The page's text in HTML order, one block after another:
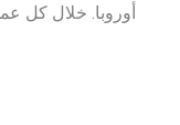
أوروبا. خلال كل